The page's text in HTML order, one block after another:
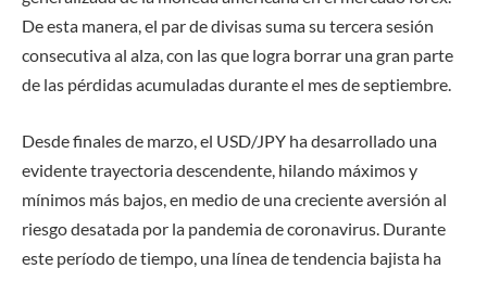
De esta manera, el par de divisassuma su tercera sesión
consecutiva al alza, con las que logra borrar una gran parte
de las pérdidas acumuladas durante el mes de septiembre.
Desde finales de marzo, el USD/JPY ha desarrollado una
evidente trayectoria descendente, hilando máximos y
mínimos más bajos, en medio de una creciente aversión al
riesgo desatada por la pandemia de coronavirus. Durante
este período de tiempo, una línea de tendencia bajista ha